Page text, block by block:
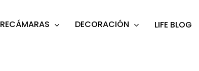
RECÁMARAS DECORACIÓN LIFE BLOG